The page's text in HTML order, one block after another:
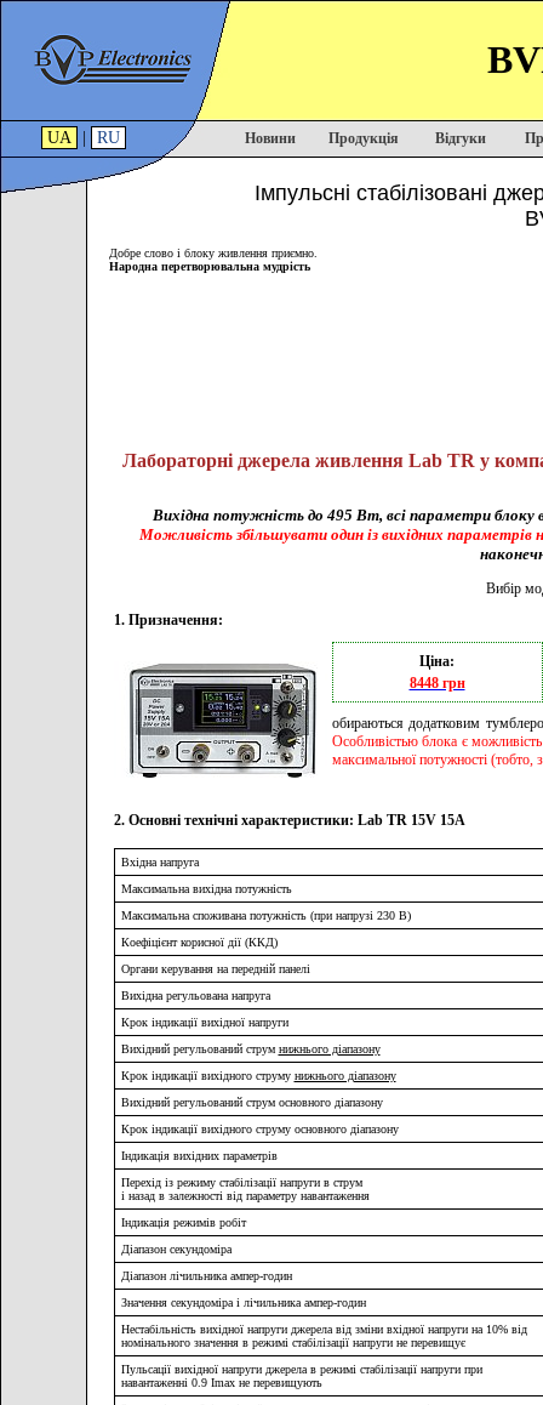
UA RU Новини Продукція Відгуки
Імпульсні стабілізовані
Добре слово і блоку живлення приємно.
Народна перетворювальна мудрість
Лабораторні джерела живлення Lab TR у
Вихідна потужність до 495 Вт, всі параметри блоку
Можливість збільшувати один із вихідних параметрів
Вибір
1. Призначення:
Ціна:
8448 грн
обираються додатковим
Особливістью блока є
максимальної потужності (тобто,
2. Основні технічні характеристики: Lab TR 15V 15A
Вхідна напруга
Максимальна вихідна потужність
Максимальна споживана потужність (при напрузі 230 В)
Коефіцієнт корисної дії (ККД)
Органи керування на передній панелі
Вихідна регульована напруга
Крок індикації вихідної напруги
Вихідний регульований струм нижнього діапазону
Крок індикації вихідного струму нижнього діапазону
Вихідний регульований струм основного діапазону
Крок індикації вихідного струму основного діапазону
Індикація вихідних параметрів
Перехід із режиму стабілізації напруги в струм
і назад в залежності від параметру навантаження
Індикація режимів робіт
Діапазон секундоміра
Діапазон лічильника ампер-годин
Значення секундоміра і лічильника ампер-годин
Нестабільність вихідної напруги джерела від зміни вхідної напруги на 10% від
номінального значення в режимі стабілізації напруги не перевищує
Пульсації вихідної напруги джерела в режимі стабілізації напруги при
навантаженні 0.9 Imax не перевищують